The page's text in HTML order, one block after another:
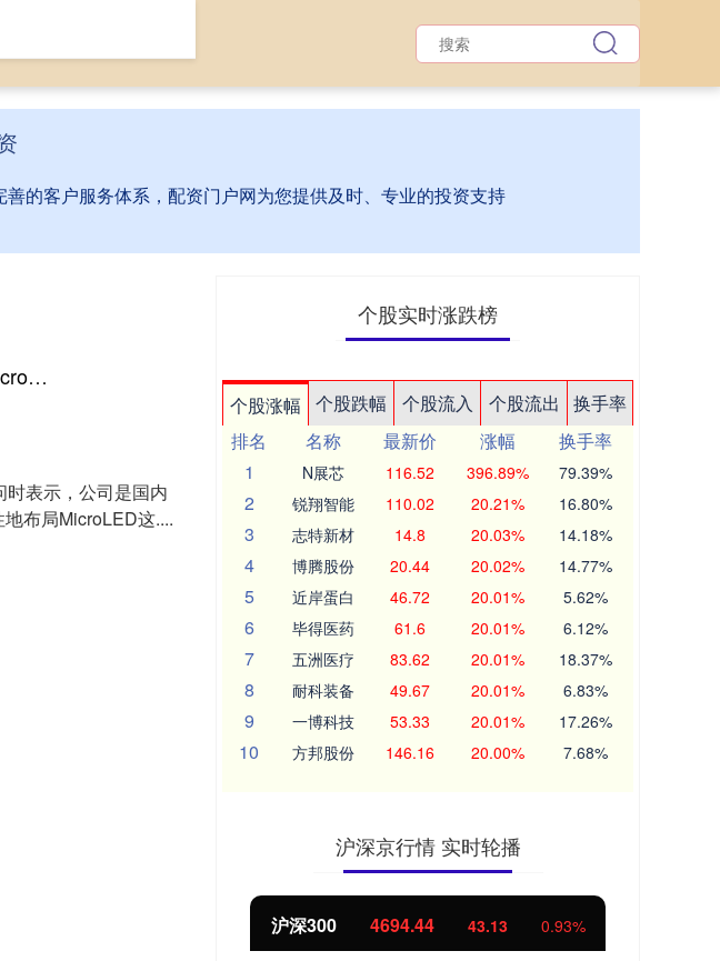
的客户服务体系，配资门户网为您提供及时、专业的投资支持
点点策略网 华灿光电：公司是国内最早开展Mini/Micro LED技术研发的芯片企业之一
表示，公司是国内
布局MicroLED这....
个股实时涨跌榜
个股涨幅 个股跌幅 个股流入 个股流出
换手率
排名
名称 最新价 涨幅
换手率
1
N展芯 116.52 396.89% 79.39%
2 锐翔智能 110.02 20.21% 16.80%
3 志特新材 14.8 20.03% 14.18%
4 博腾股份 20.44 20.02% 14.77%
5 近岸蛋白 46.72 20.01% 5.62%
6 毕得医药 61.6 20.01% 6.12%
7 五洲医疗 83.62 20.01% 18.37%
8 耐科装备 49.67 20.01% 6.83%
9 一博科技 53.33 20.01% 17.26%
10 方邦股份 146.16 20.00% 7.68%
沪深京行情 实时轮播
沪深300 4694.44 43.13 0.93%